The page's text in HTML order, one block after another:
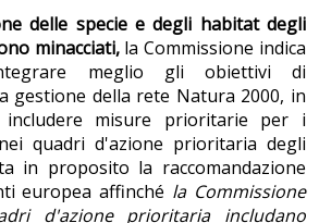
delle specie e degli habitat degli
minacciati, la Commissione indica
meglio gli obiettivi di
gestione della rete Natura 2000, in
misure prioritarie per i
quadri d'azione prioritaria degli
in proposito la raccomandazione
europea affinché la Commissione
d'azione prioritaria includano